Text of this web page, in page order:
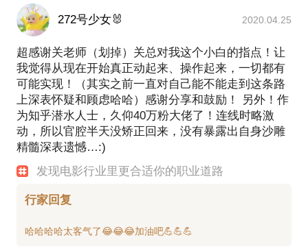
272号少女🐰 2020.04.25
超感谢关老师（划掉）关总对我这个小白的指点！让
我觉得从现在开始真正动起来、操作起来，一切都有
可能实现！（其实之前一直对自己能不能走到这条路
上深表怀疑和顾虑哈哈）感谢分享和鼓励！ 另外！作
为知乎潜水人士，久仰40万粉大佬了！连线时略激
动，所以官腔半天没矫正回来，没有暴露出自身沙雕
精髓深表遗憾…:)
发现电影行业里更合适你的职业道路
行家回复